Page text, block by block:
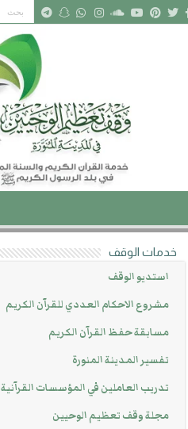
خدمات الوقف
استديو الوقف
مشروع الاحكام العددي للقرآن الكريم
مسابقة حفظ القرآن الكريم
تفسير المدينة المنورة
تدريب العاملين في المؤسسات القرآنية
مجلة وقف تعظيم الوحيين